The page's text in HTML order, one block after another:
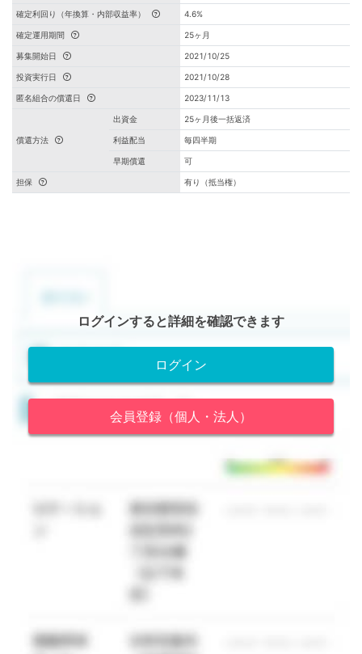
確定利回り（年換算・内部収益率） 4.6%
確定運用期間 25ヶ月
募集開始日 2021/10/25
投資実行日 2021/10/28
匿名組合の償還日 2023/11/13
償還方法
出資金 25ヶ月後一括返済
利益配当 毎四半期
早期償還 可
担保 有り（抵当権）
ログインすると詳細を確認できます
ログイン
会員登録（個人・法人）